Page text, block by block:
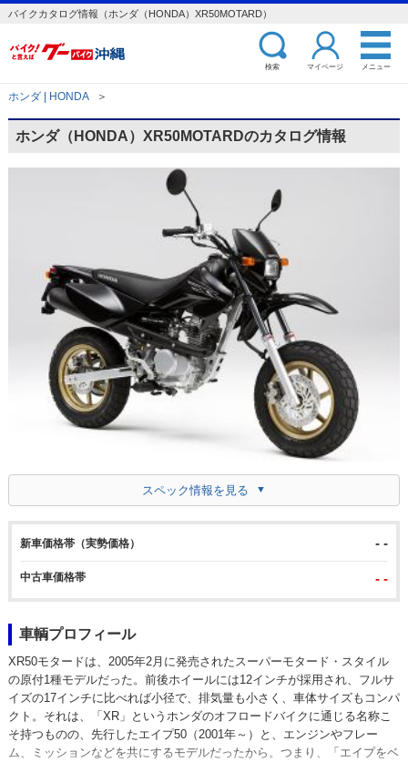
バイクカタログ情報（ホンダ（HONDA）XR50MOTARD）
検索 マイページ メニュー
ホンダ | HONDA ＞
ホンダ（HONDA）XR50MOTARDのカタログ情報
スペック情報を見る
新車価格帯（実勢価格） - -
中古車価格帯 - -
車輌プロフィール
XR50モタードは、2005年2月に発売されたスーパーモタード・スタイル
の原付1種モデルだった。前後ホイールには12インチが採用され、フルサ
イズの17インチに比べれば小径で、排気量も小さく、車体サイズもコンパ
クト。それは、「XR」というホンダのオフロードバイクに通じる名称こ
そ持つものの、先行したエイプ50（2001年～）と、エンジンやフレー
ム、ミッションなどを共にするモデルだったから。つまり、「エイプをベ